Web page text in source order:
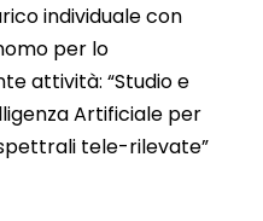
individuale con
per lo
attività: “Studio e
Artificiale per
tele-rilevate”